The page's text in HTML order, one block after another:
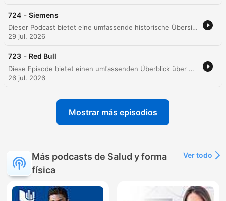
724 - Siemens
Dieser Podcast bietet eine umfassende historische Übersicht über den deutschen Technologiekonzern Siemens. Die Episode beschreibt die Entwicklung von der Gründung als Telegrafenbauanstalt im Jahr 1847 über die Expansion in die Weltmärkte und die dunklen Kapitel während des Nationalsozialismus bis hin zur modernen Transformation. Zudem werden die strategische Entwicklung, technologische Innovationen in den Bereichen Kommunikation und Energietechnik sowie verschiedene Krisen beleuchtet. Themen wie die Umstrukturierung des Konzerns, Korruptionsskandale und geopolitische Herausforderungen prägen das Bild eines global agierenden Unternehmens im Wandel.
29 jul. 2026
723 - Red Bull
Diese Episode bietet einen umfassenden Überblick über die Geschichte, die Produktion und das globale Geschäftsmodell von Red Bull. Von den Ursprüngen des thailändischen Krating Deng bis hin zur Etablierung als weltweit führendes Premium-Energy-Drink werden die Entwicklung der Rezepturen, die verschiedenen Produktvarianten wie Sugarfree, Zero und die Organics-Serie sowie die strategische Nutzung von Sponsoring im Extremsport und Fußball beleuchtet. Zudem werden wissenschaftliche Aspekte zur Wirkung von Koffein und Taurin auf die mentale und körperliche Leistungsfähigkeit sowie potenzielle gesundheitliche Risiken und rechtliche Herausforderungen thematisiert.
26 jul. 2026
Mostrar más episodios
Más podcasts de Salud y forma
física
Ver todo